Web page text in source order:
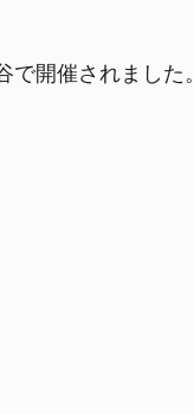
開催されました。